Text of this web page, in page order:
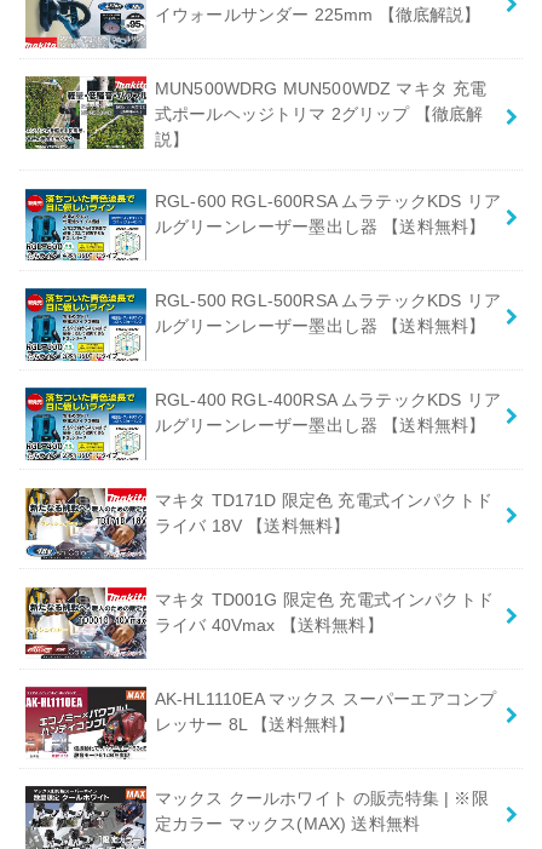
イウォールサンダー 225mm 【徹底解説】
MUN500WDRG MUN500WDZ マキタ 充電
式ポールヘッジトリマ 2グリップ 【徹底解
説】
RGL-600 RGL-600RSA ムラテックKDS リア
ルグリーンレーザー墨出し器 【送料無料】
RGL-500 RGL-500RSA ムラテックKDS リア
ルグリーンレーザー墨出し器 【送料無料】
RGL-400 RGL-400RSA ムラテックKDS リア
ルグリーンレーザー墨出し器 【送料無料】
マキタ TD171D 限定色 充電式インパクトド
ライバ 18V 【送料無料】
マキタ TD001G 限定色 充電式インパクトド
ライバ 40Vmax 【送料無料】
AK-HL1110EA マックス スーパーエアコンプ
レッサー 8L 【送料無料】
マックス クールホワイト の販売特集 | ※限
定カラー マックス(MAX) 送料無料